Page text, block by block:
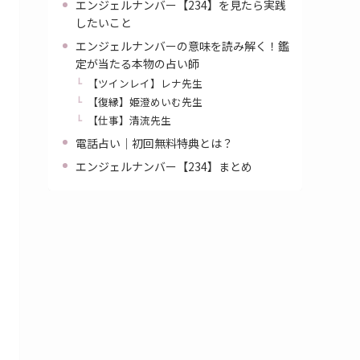
エンジェルナンバー【234】を見たら実践
したいこと
エンジェルナンバーの意味を読み解く！鑑
定が当たる本物の占い師
【ツインレイ】レナ先生
【復縁】姫澄めいむ先生
【仕事】清流先生
電話占い｜初回無料特典とは？
エンジェルナンバー【234】まとめ